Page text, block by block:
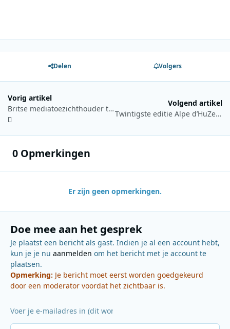
Delen Volgers
Vorig artikel
Britse mediatoezichthouder test AI voor beoordeling van nieuws
Volgend artikel
Twintigste editie Alpe d’HuZes trekt duizenden deelnemers en levert miljoenen op
0 Opmerkingen
Er zijn geen opmerkingen.
Doe mee aan het gesprek
Je plaatst een bericht als gast. Indien je al een account hebt,
kun je je nu aanmelden om het bericht met je account te
plaatsen.
Opmerking: Je bericht moet eerst worden goedgekeurd
door een moderator voordat het zichtbaar is.